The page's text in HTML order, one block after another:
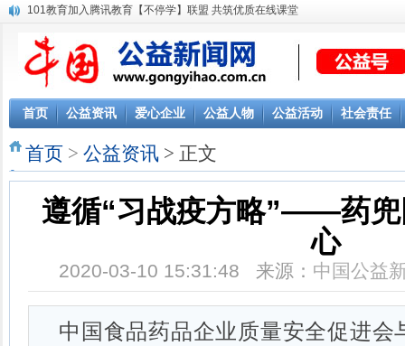
101教育加入腾讯教育【不停学】联盟 共筑优质在线课堂
宅在家，帮爸妈”公益小课堂上线 非常时期伴你非常成长
康佳易学驰援“停课不停学”，在线同步课堂与4000万用户共战“疫”
首页 公益资讯 爱心企业 公益人物 公益活动 社会责任
首页 > 公益资讯 > 正文
遵循“习战疫方略”——药兜
心
2020-03-10 15:31:48 来源： 中国公益
中国食品药品企业质量安全促进会